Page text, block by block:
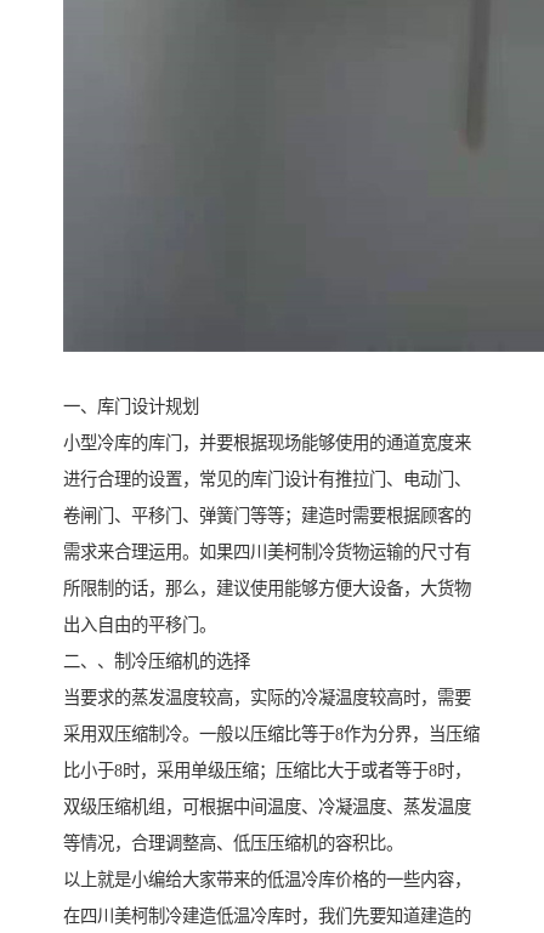
一、库门设计规划
小型冷库的库门，并要根据现场能够使用的通道宽度来
进行合理的设置，常见的库门设计有推拉门、电动门、
卷闸门、平移门、弹簧门等等；建造时需要根据顾客的
需求来合理运用。如果四川美柯制冷货物运输的尺寸有
所限制的话，那么，建议使用能够方便大设备，大货物
出入自由的平移门。
二、、制冷压缩机的选择
当要求的蒸发温度较高，实际的冷凝温度较高时，需要
采用双压缩制冷。一般以压缩比等于8作为分界，当压缩
比小于8时，采用单级压缩；压缩比大于或者等于8时，
双级压缩机组，可根据中间温度、冷凝温度、蒸发温度
等情况，合理调整高、低压压缩机的容积比。
以上就是小编给大家带来的低温冷库价格的一些内容，
在四川美柯制冷建造低温冷库时，我们先要知道建造的